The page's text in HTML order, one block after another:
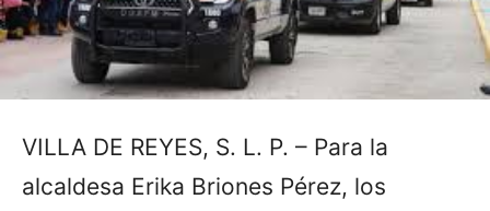
VILLA DE REYES, S. L. P. – Para la
alcaldesa Erika Briones Pérez, los